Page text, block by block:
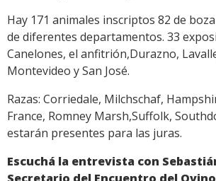
Hay 171 animales inscriptos 82 de
de diferentes departamentos. 33
Canelones, el anfitrión,Durazno,
Montevideo y San José.
Razas: Corriedale, Milchschaf,
France, Romney Marsh,Suffolk,
estarán presentes para las juras.
Escuchá la entrevista con
Secretario del Encuentro del